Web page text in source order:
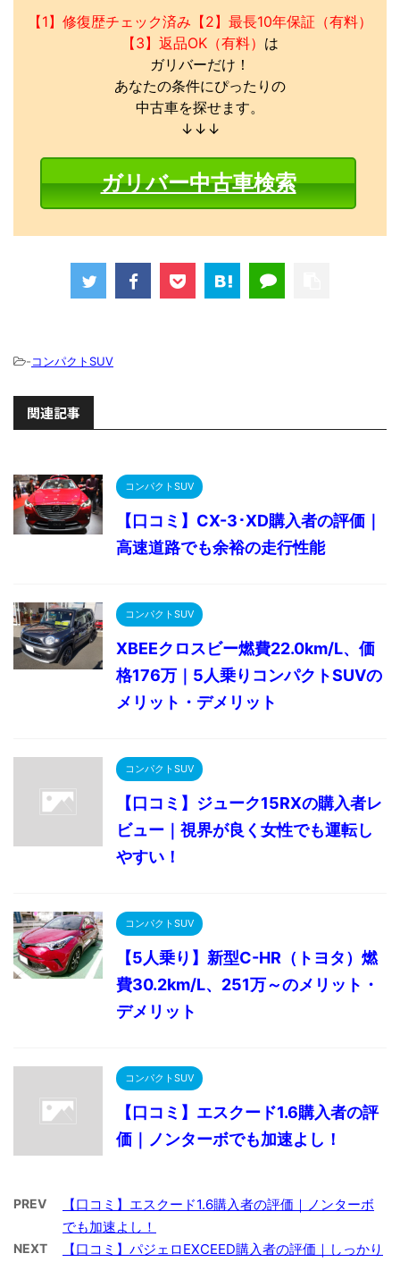
【1】修復歴チェック済み【2】最長10年保証（有料）
【3】返品OK（有料） は
ガリバーだけ！
あなたの条件にぴったりの
中古車を探せます。
↓↓↓
ガリバー中古車検索
-コンパクトSUV
関連記事
コンパクトSUV
【口コミ】CX-3･XD購入者の評価｜
高速道路でも余裕の走行性能
コンパクトSUV
XBEEクロスビー燃費22.0km/L、価
格176万｜5人乗りコンパクトSUVの
メリット・デメリット
コンパクトSUV
【口コミ】ジューク15RXの購入者レ
ビュー｜視界が良く女性でも運転し
やすい！
コンパクトSUV
【5人乗り】新型C-HR（トヨタ）燃
費30.2km/L、251万～のメリット・
デメリット
コンパクトSUV
【口コミ】エスクード1.6購入者の評
価｜ノンターボでも加速よし！
PREV
【口コミ】エスクード1.6購入者の評価｜ノンターボ
でも加速よし！
NEXT
【口コミ】パジェロEXCEED購入者の評価｜しっかり